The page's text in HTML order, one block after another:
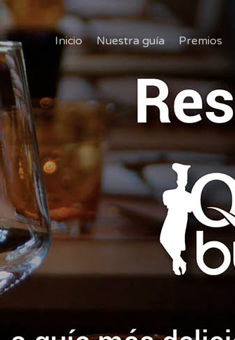
Inicio Nuestra guía Premios